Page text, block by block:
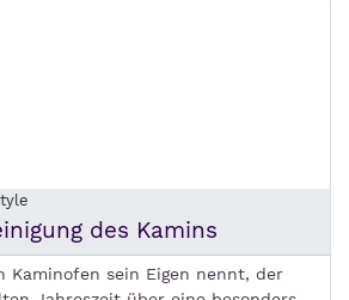
des Kamins
Kaminofen sein Eigen nennt, der